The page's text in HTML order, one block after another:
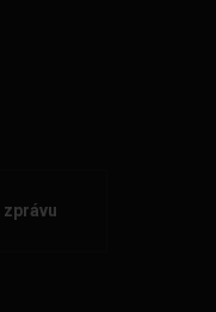
zprávu